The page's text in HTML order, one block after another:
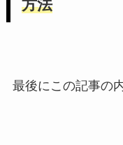
方法
最後にこの記事の